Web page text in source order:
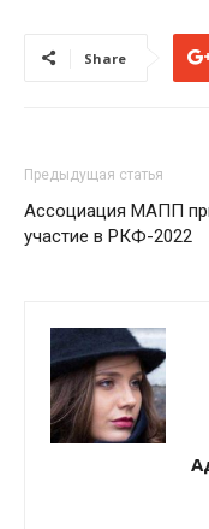
Share
Предыдущая статья
Ассоциация МАПП
участие в РКФ-2022